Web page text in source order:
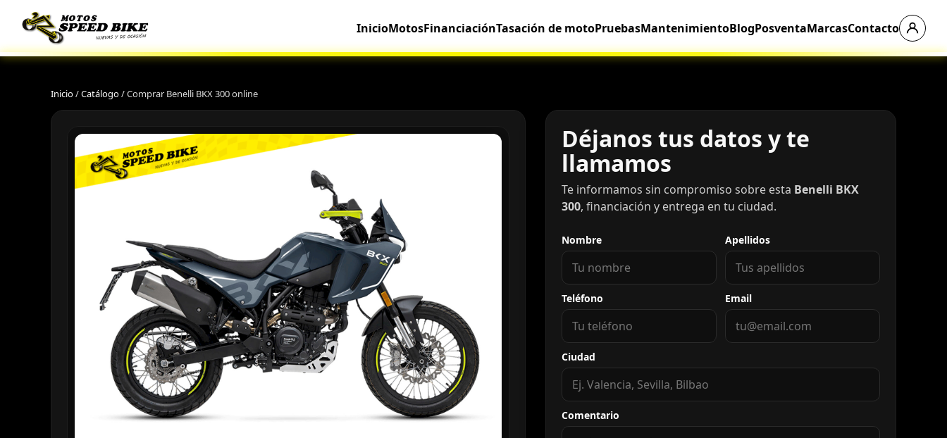
InicioMotosFinanciaciónTasación de motoPruebasMantenimientoBlogPosventaMarcasContacto
Inicio/Catálogo/Comprar Benelli BKX 300 online
Déjanos tus datos y te
llamamos
Te informamos sin compromiso sobre esta Benelli BKX
300, financiación y entrega en tu ciudad.
Nombre Apellidos
Teléfono Email
Ciudad
Comentario